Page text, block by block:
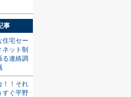
事
住宅セー
ネット制
る連絡調
！！それ
すぐ平野